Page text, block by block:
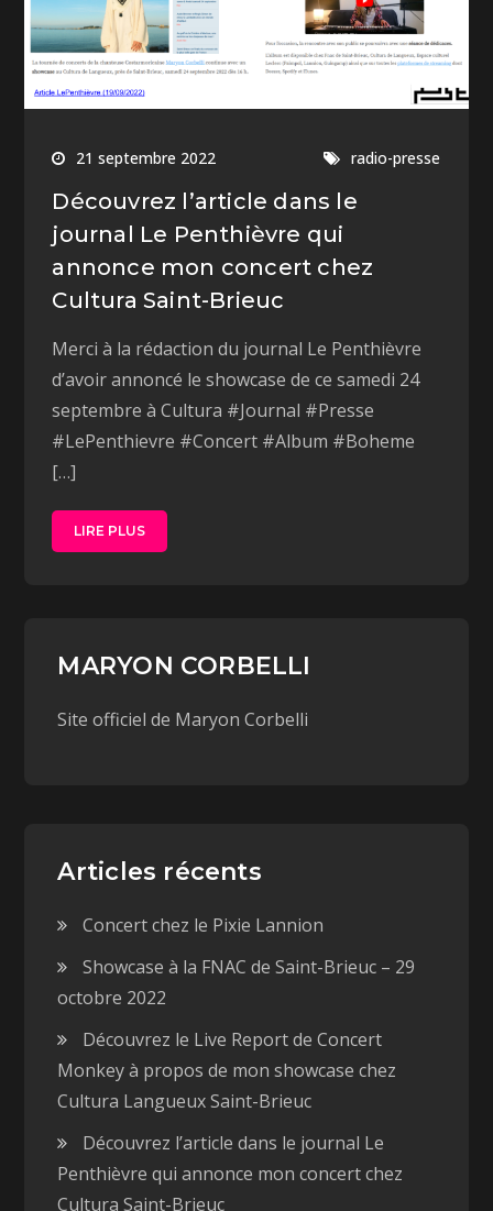
21 septembre 2022 radio-presse
Découvrez l’article dans le
journal Le Penthièvre qui
annonce mon concert chez
Cultura Saint-Brieuc
Merci à la rédaction du journal Le Penthièvre
d’avoir annoncé le showcase de ce samedi 24
septembre à Cultura #Journal #Presse
#LePenthievre #Concert #Album #Boheme
[…]
LIRE PLUS
MARYON CORBELLI
Site officiel de Maryon Corbelli
Articles récents
Concert chez le Pixie Lannion
Showcase à la FNAC de Saint-Brieuc – 29
octobre 2022
Découvrez le Live Report de Concert
Monkey à propos de mon showcase chez
Cultura Langueux Saint-Brieuc
Découvrez l’article dans le journal Le
Penthièvre qui annonce mon concert chez
Cultura Saint-Brieuc